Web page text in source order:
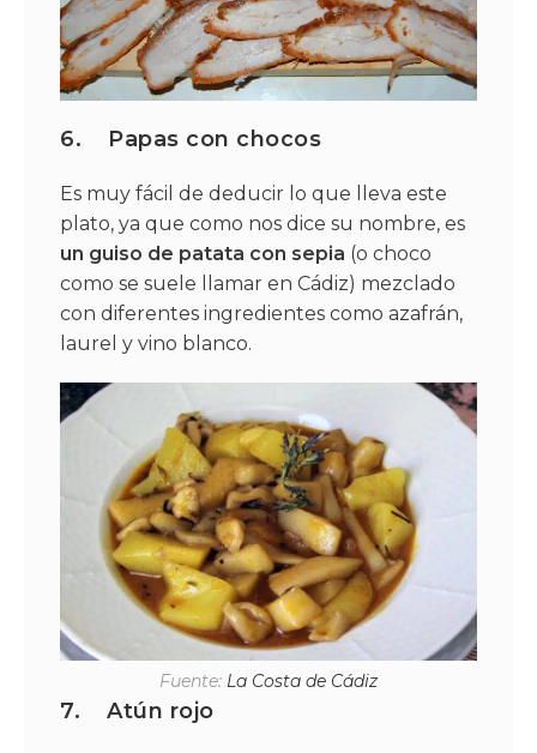
6. Papas con chocos
Es muy fácil de deducir lo que lleva este
plato, ya que como nos dice su nombre, es
un guiso de patata con sepia (o choco
como se suele llamar en Cádiz) mezclado
con diferentes ingredientes como azafrán,
laurel y vino blanco.
Fuente: La Costa de Cádiz
7. Atún rojo